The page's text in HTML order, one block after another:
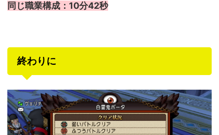
同じ職業構成：10分42秒
終わりに